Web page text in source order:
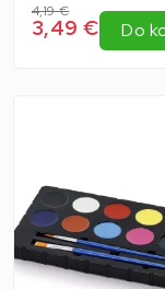
4,19 €
3,49 € Do